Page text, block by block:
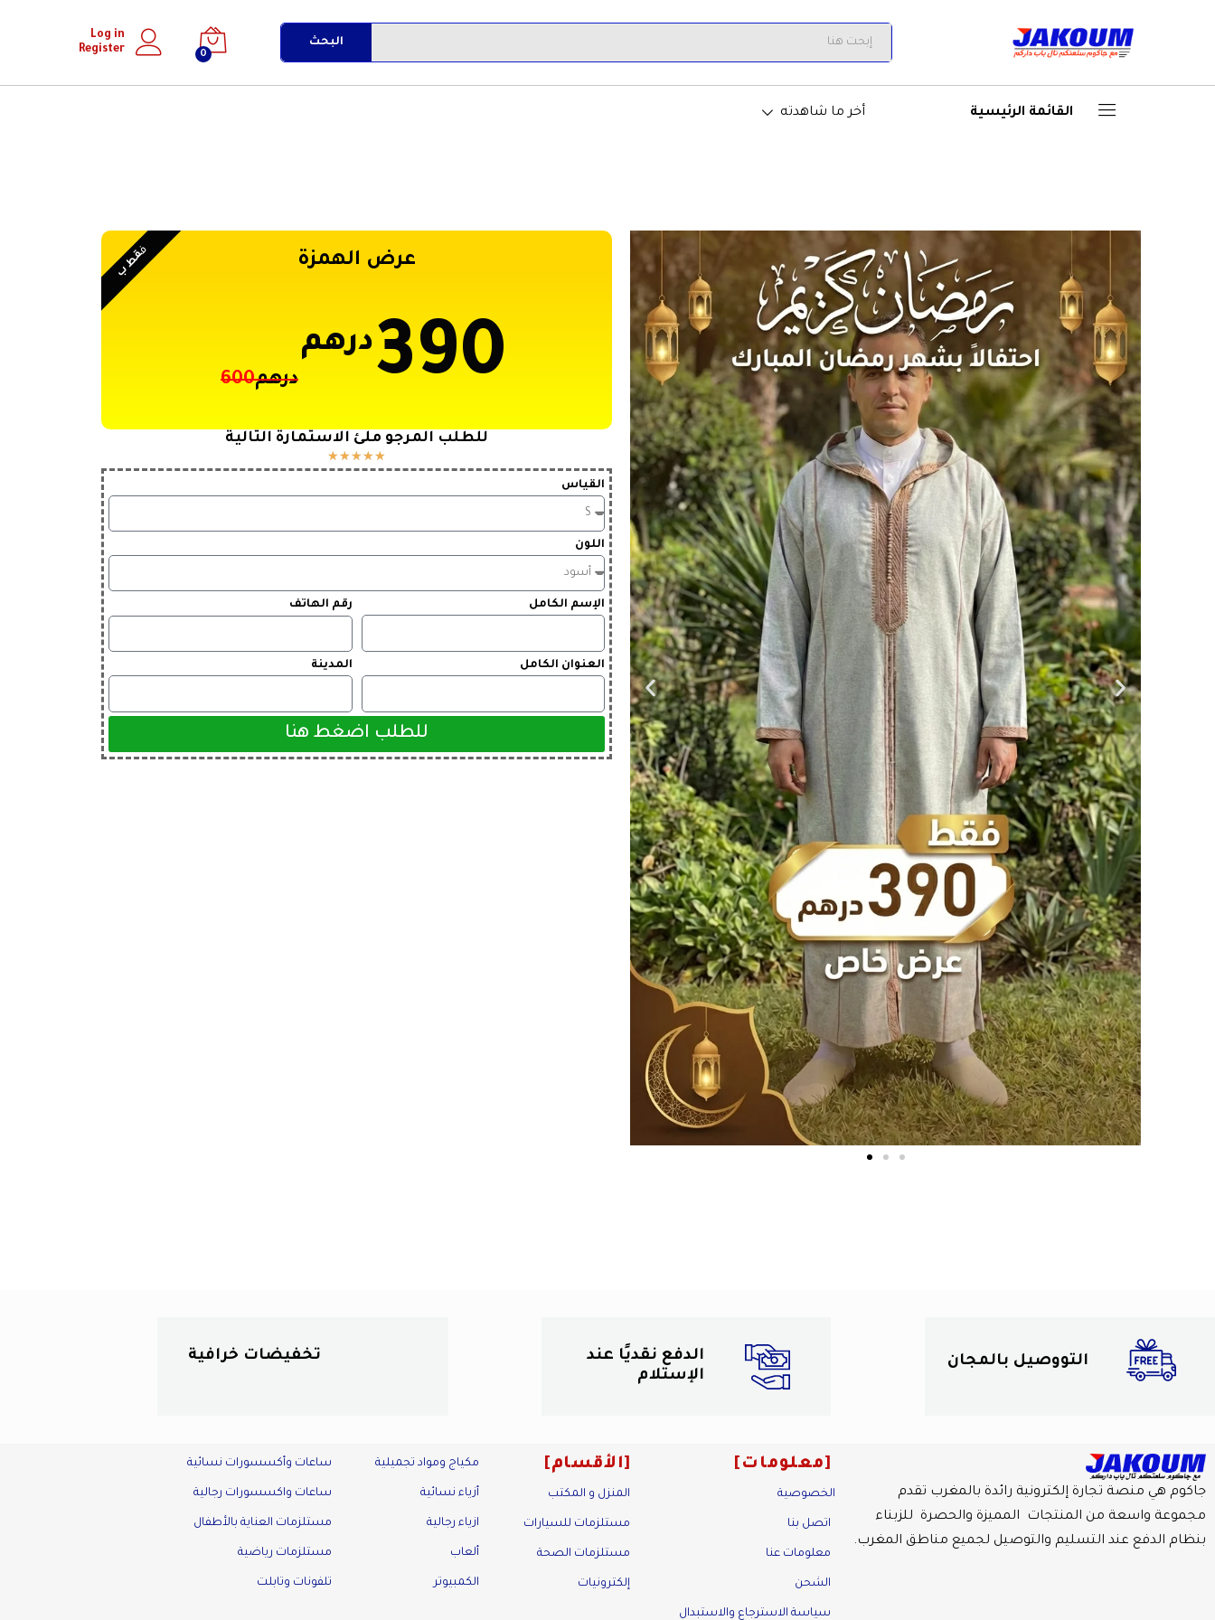
البحث
0
Log in
Register
القائمة الرئيسية أخر ما شاهدته
عرض الهمزة
درهم600
درهم390
ف
قط ب
للطلب المرجو ملئ الاستمارة التالية
★
★
★
★
★
القياس
اللون
الإسم الكامل رقم الهاتف
العنوان الكامل المدينة
للطلب اضغط هنا
التووصيل بالمجان
الدفع نقديًا عند
الإستلام
تخفيضات خرافية
جاكوم هي منصة تجارة إلكترونية رائدة بالمغرب تقدم
مجموعة واسعة من المنتجات المميزة والحصرة للزبناء
بنظام الدفع عند التسليم والتوصيل لجميع مناطق المغرب.
معلومات
الخصوصية
اتصل بنا
معلومات عنا
الشحن
سياسة الاسترجاع والاستبدال
الأقسام
المنزل و المكتب
مستلزمات للسيارات
مستلزمات الصحة
إلكترونيات
مكياج ومواد تجميلية
أزياء نسائية
ازياء رجالية
ألعاب
الكمبيوتر
ساعات وأكسسورات نسائية
ساعات واكسسورات رجالية
مستلزمات العناية بالأطفال
مستلزمات رياضية
تلفونات وتابلت